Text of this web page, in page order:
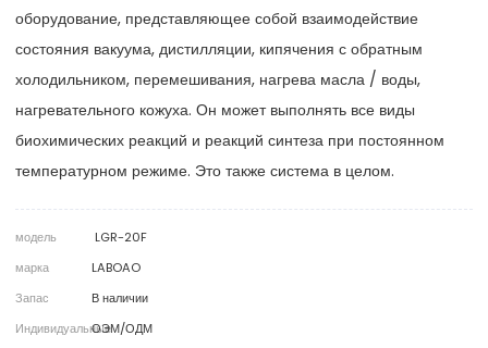
оборудование, представляющее собой взаимодействие
состояния вакуума, дистилляции, кипячения с обратным
холодильником, перемешивания, нагрева масла / воды,
нагревательного кожуха. Он может выполнять все виды
биохимических реакций и реакций синтеза при постоянном
температурном режиме. Это также система в целом.
модель
LGR-20F
марка
LABOAO
Запас
В наличии
ИндивидуальныеОЭМ/ОДМ